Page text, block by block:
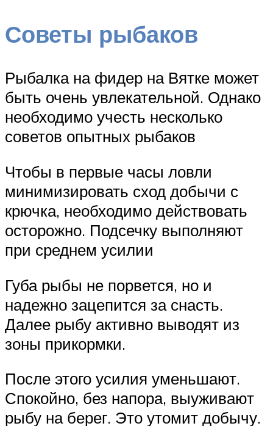
Советы рыбаков
Рыбалка на фидер на Вятке может
быть очень увлекательной. Однако
необходимо учесть несколько
советов опытных рыбаков
Чтобы в первые часы ловли
минимизировать сход добычи с
крючка, необходимо действовать
осторожно. Подсечку выполняют
при среднем усилии
Губа рыбы не порвется, но и
надежно зацепится за снасть.
Далее рыбу активно выводят из
зоны прикормки.
После этого усилия уменьшают.
Спокойно, без напора, выуживают
рыбу на берег. Это утомит добычу.